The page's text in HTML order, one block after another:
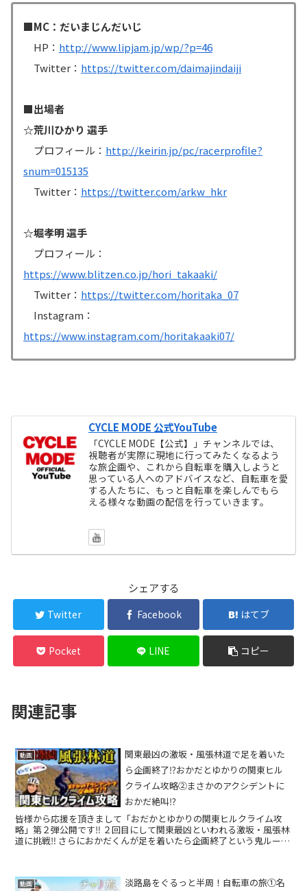
■MC：だいまじんだいじ
HP： http://www.lipjam.jp/wp/?p=46
Twitter： https://twitter.com/daimajindaiji
■出場者
☆荒川ひかり 選手
プロフィール： http://keirin.jp/pc/racerprofile?
snum=015135
Twitter： https://twitter.com/arkw_hkr
☆堀孝明 選手
プロフィール：
https://www.blitzen.co.jp/hori_takaaki/
Twitter： https://twitter.com/horitaka_07
Instagram：
https://www.instagram.com/horitakaaki07/
CYCLE MODE 公式YouTube
「CYCLE MODE【公式】」チャンネルでは、
視聴者が実際に現地に行ってみたくなるよう
な旅企画や、これから自転車を購入しようと
思っている人へのアドバイスなど、自転車を愛
する人たちに、もっと自転車を楽しんでもら
える様々な動画の配信を行っていきます。
シェアする
Twitter Facebook はてブ
Pocket LINE コピー
関連記事
動画
関東最凶の激坂・風張林道で足を着いた
ら企画終了⁉おかだとゆかりの関東ヒル
クライム攻略②まさかのアクシデントに
おかだ絶叫⁉
皆様から応援を頂きまして「おだかとゆかりの関東ヒルクライム攻
略」第２弾公開です‼ ２回目にして関東最凶といわれる激坂・風張林
道に挑戦‼ さらにおかだくんが足を着いたら企画終了という鬼ルール
動画
淡路島をぐるっと半周！自転車の旅①名